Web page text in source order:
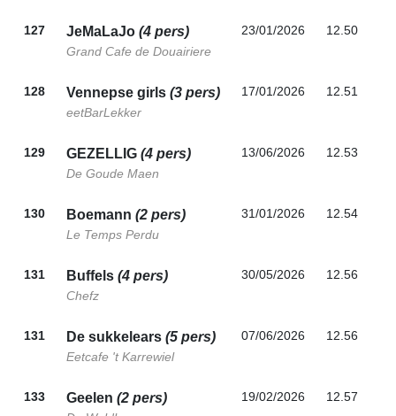
127 JeMaLaJo (4 pers)
Grand Cafe de Douairiere
23/01/2026 12.50
128 Vennepse girls (3 pers)
eetBarLekker
17/01/2026 12.51
129 GEZELLIG (4 pers)
De Goude Maen
13/06/2026 12.53
130 Boemann (2 pers)
Le Temps Perdu
31/01/2026 12.54
131 Buffels (4 pers)
Chefz
30/05/2026 12.56
131 De sukkelears (5 pers)
Eetcafe 't Karrewiel
07/06/2026 12.56
133 Geelen (2 pers) 19/02/2026 12.57